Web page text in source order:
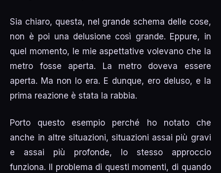
Sia chiaro, questa, nel grande schema delle cose,
non è poi una delusione così grande. Eppure, in
quel momento, le mie aspettative volevano che la
metro fosse aperta. La metro doveva essere
aperta. Ma non lo era. E dunque, ero deluso, e la
prima reazione è stata la rabbia.
Porto questo esempio perché ho notato che
anche in altre situazioni, situazioni assai più gravi
e assai più profonde, lo stesso approccio
funziona. Il problema di questi momenti, di quando